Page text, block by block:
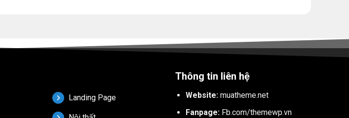
Landing Page
Thông tin liên hệ
Website: muatheme.net
Fanpage: Fb.com/themewp.vn